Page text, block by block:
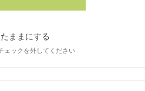
ままにする
ェックを外してください